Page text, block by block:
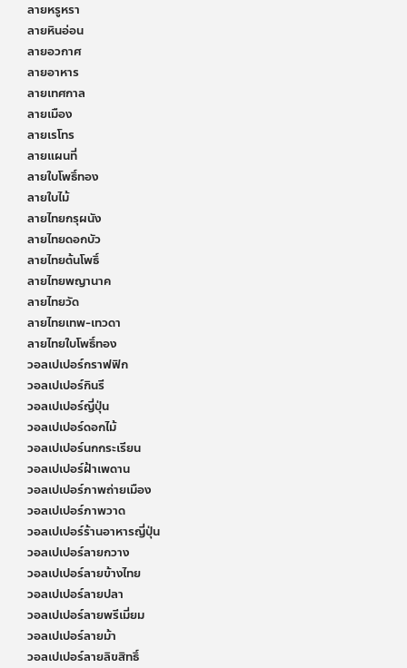
ลายหรูหรา
ลายหินอ่อน
ลายอวกาศ
ลายอาหาร
ลายเทศกาล
ลายเมือง
ลายเรโทร
ลายแผนที่
ลายใบโพธิ์ทอง
ลายใบไม้
ลายไทยกรุผนัง
ลายไทยดอกบัว
ลายไทยต้นโพธิ์
ลายไทยพญานาค
ลายไทยวัด
ลายไทยเทพ-เทวดา
ลายไทยใบโพธิ์ทอง
วอลเปเปอร์กราฟฟิก
วอลเปเปอร์กินรี
วอลเปเปอร์ญี่ปุ่น
วอลเปเปอร์ดอกไม้
วอลเปเปอร์นกกระเรียน
วอลเปเปอร์ฝ้าเพดาน
วอลเปเปอร์ภาพถ่ายเมือง
วอลเปเปอร์ภาพวาด
วอลเปเปอร์ร้านอาหารญี่ปุ่น
วอลเปเปอร์ลายกวาง
วอลเปเปอร์ลายข้างไทย
วอลเปเปอร์ลายปลา
วอลเปเปอร์ลายพรีเมี่ยม
วอลเปเปอร์ลายม้า
วอลเปเปอร์ลายลิขสิทธิ์